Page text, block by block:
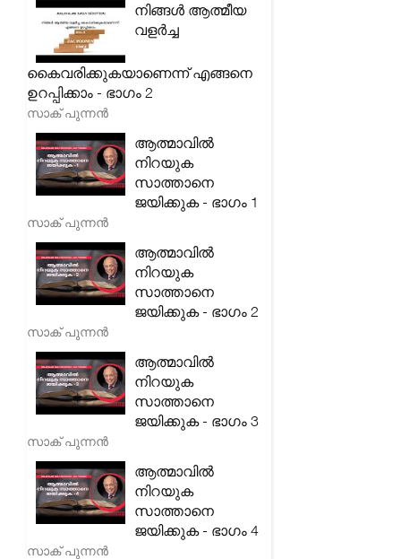
നിങ്ങൾ ആത്മീയ
വളർച്ച
കൈവരിക്കുകയാണെന്ന് എങ്ങനെ
ഉറപ്പിക്കാം - ഭാഗം 2
സാക് പുന്നൻ
ആത്മാവിൽ
നിറയുക
സാത്താനെ
ജയിക്കുക - ഭാഗം 1
സാക് പുന്നൻ
ആത്മാവിൽ
നിറയുക
സാത്താനെ
ജയിക്കുക - ഭാഗം 2
സാക് പുന്നൻ
ആത്മാവിൽ
നിറയുക
സാത്താനെ
ജയിക്കുക - ഭാഗം 3
സാക് പുന്നൻ
ആത്മാവിൽ
നിറയുക
സാത്താനെ
ജയിക്കുക - ഭാഗം 4
സാക് പുന്നൻ